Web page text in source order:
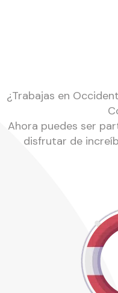
¿Trabajas en
Ahora puedes ser
disfrutar de